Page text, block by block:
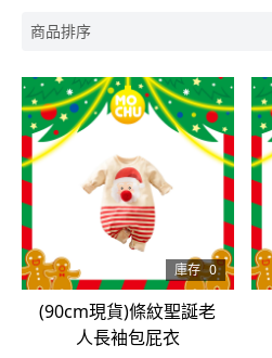
庫存 0
(90cm現貨)條紋聖誕老
人長袖包屁衣